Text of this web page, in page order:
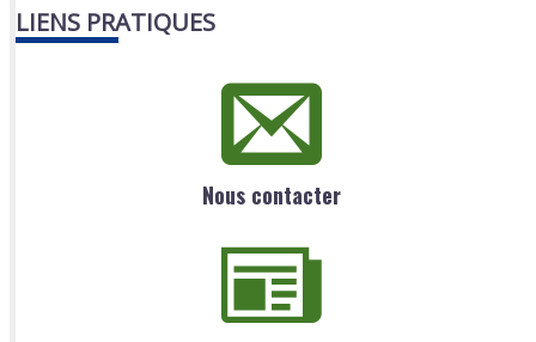
LIENS PRATIQUES
Nous contacter